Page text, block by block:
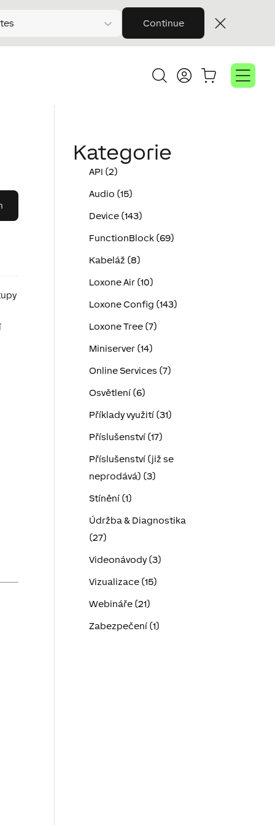
Continue
Kategorie
API (2)
Audio (15)
Device (143)
FunctionBlock (69)
Kabeláž (8)
Loxone Air (10)
Loxone Config (143)
Loxone Tree (7)
Miniserver (14)
Online Services (7)
Osvětlení (6)
Příklady využití (31)
Příslušenství (17)
Příslušenství (již se
neprodává) (3)
Stínění (1)
Údržba & Diagnostika
(27)
Videonávody (3)
Vizualizace (15)
Webináře (21)
Zabezpečení (1)